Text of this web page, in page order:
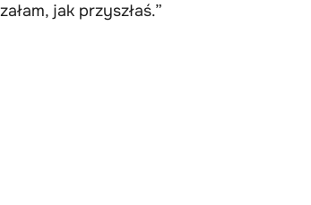
jak przyszłaś.”